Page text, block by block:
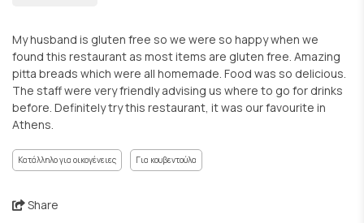
My husband is gluten free so we were so happy when we
found this restaurant as most items are gluten free. Amazing
pitta breads which were all homemade. Food was so delicious.
The staff were very friendly advising us where to go for drinks
before. Definitely try this restaurant, it was our favourite in
Athens.
Κατάλληλο για οικογένειες Για κουβεντούλα
Share